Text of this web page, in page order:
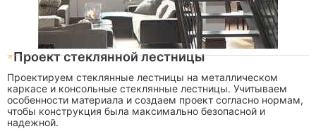
Проект стеклянной лестницы
Проектируем стеклянные лестницы на металлическом
каркасе и консольные стеклянные лестницы. Учитываем
особенности материала и создаем проект согласно нормам,
чтобы конструкция была максимально безопасной и
надежной.